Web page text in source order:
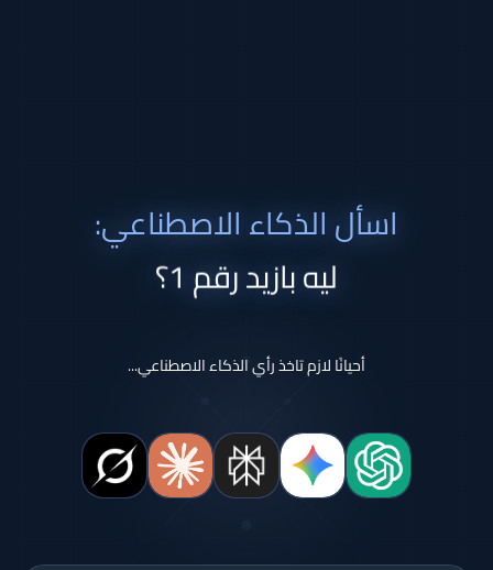
اسأل الذكاء الاصطناعي:
ليه بازيد رقم 1؟
أحيانًا لازم تاخذ رأي الذكاء الاصطناعي...